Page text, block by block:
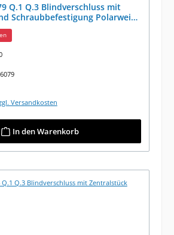
Q.1 Q.3 Blindverschluss mit
Schraubbefestigung Polarweiß
Versandkosten
In den Warenkorb